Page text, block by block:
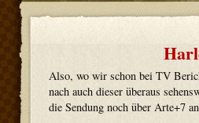
Also, wo wir schon bei TV
nach auch dieser überaus
die Sendung noch über Arte+7